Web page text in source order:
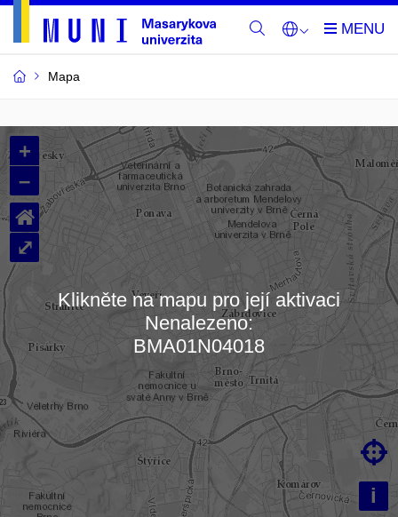
Mapa
Budovy
a
místnosti
MU
Načítám mapu…
+
–
i

⌂
⤢
Klikněte na mapu pro její aktivaci
Nenalezeno:
BMA01N04018